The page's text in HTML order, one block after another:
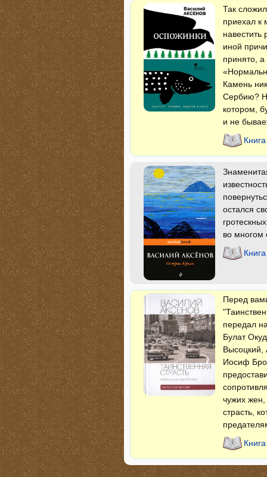
Так
приехал к
навестить
иной
принято,
Камень
Сербию?
котором,
и не
остался
во многом
Перед
передал
Булат
Высоцкий,
Иосиф
чужих
страсть,